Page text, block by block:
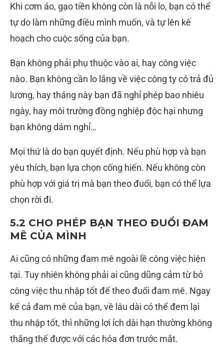
Khi cơm áo, gạo tiền không còn là nỗi lo, bạn có thể
tự do làm những điều mình muốn, và tự lên kế
hoạch cho cuộc sống của bạn.
Bạn không phải phụ thuộc vào ai, hay công việc
nào. Bạn không cần lo lắng về việc công ty có trả đủ
lương, hay tháng này bạn đã nghỉ phép bao nhiêu
ngày, hay môi trường đồng nghiệp độc hại nhưng
bạn không dám nghỉ…
Mọi thứ là do bạn quyết định. Nếu phù hợp và bạn
yêu thích, bạn lựa chọn cống hiến. Nếu không còn
phù hợp với giá trị mà bạn theo đuổi, bạn có thể lựa
chọn rời đi.
5.2 CHO PHÉP BẠN THEO ĐUỔI ĐAM
MÊ CỦA MÌNH
Ai cũng có những đam mê ngoài lề công việc hiện
tại. Tuy nhiên không phải ai cũng dũng cảm từ bỏ
công việc thu nhập tốt để theo đuổi đam mê. Ngay
kể cả đam mê của bạn, về lâu dài có thể đem lại
thu nhập tốt, thì những lợi ích dài hạn thường không
thắng thế được với các hóa đơn trước mắt.